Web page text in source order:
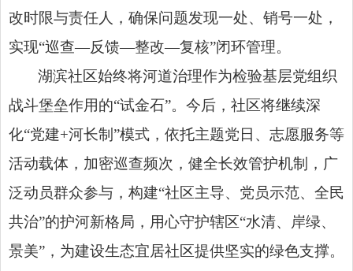
改时限与责任人，确保问题发现一处、销号一处，
实现“巡查—反馈—整改—复核”闭环管理。
湖滨社区始终将河道治理作为检验基层党组织
战斗堡垒作用的“试金石”。今后，社区将继续深
化“党建+河长制”模式，依托主题党日、志愿服务等
活动载体，加密巡查频次，健全长效管护机制，广
泛动员群众参与，构建“社区主导、党员示范、全民
共治”的护河新格局，用心守护辖区“水清、岸绿、
景美”，为建设生态宜居社区提供坚实的绿色支撑。